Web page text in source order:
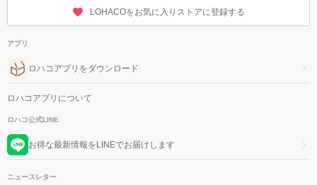
LOHACOをお気に入りストアに登録する
アプリ
ロハコアプリをダウンロード
ロハコアプリについて
ロハコ公式LINE
お得な最新情報をLINEでお届けします
ニュースレター